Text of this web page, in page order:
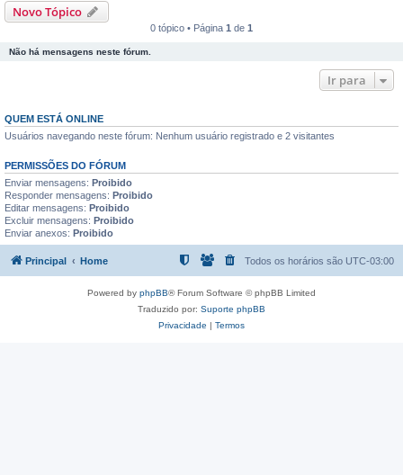
Novo Tópico
0 tópico • Página 1 de 1
Não há mensagens neste fórum.
Ir para
QUEM ESTÁ ONLINE
Usuários navegando neste fórum: Nenhum usuário registrado e 2 visitantes
PERMISSÕES DO FÓRUM
Enviar mensagens: Proibido
Responder mensagens: Proibido
Editar mensagens: Proibido
Excluir mensagens: Proibido
Enviar anexos: Proibido
Principal Home Todos os horários são UTC-03:00
Powered by phpBB® Forum Software © phpBB Limited
Traduzido por: Suporte phpBB
Privacidade | Termos